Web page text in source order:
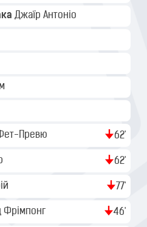
Джаїр Антоніо
Превю 62'
62'
77'
Фрімпонг 46'